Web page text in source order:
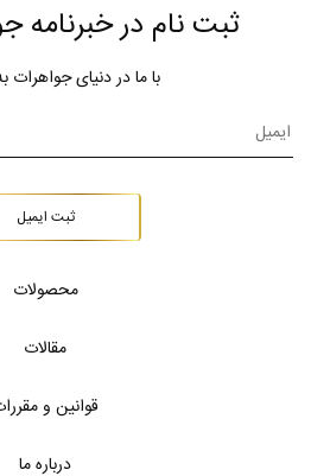
ثبت نام در خبرنامه
با ما در دنیای جواهرات
ثبت ایمیل
محصولات
مقالات
قوانین و
درباره ما